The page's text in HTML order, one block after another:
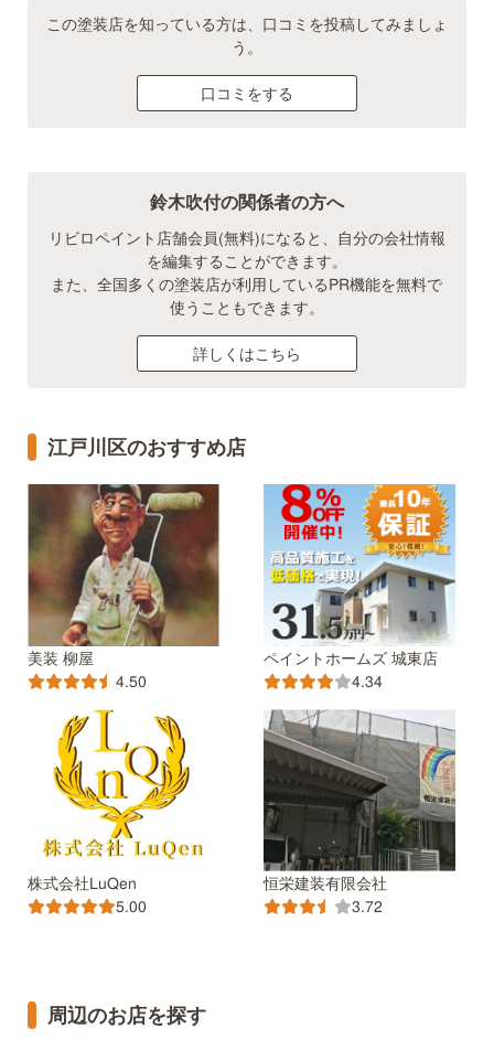
この塗装店を知っている方は、口コミを投稿してみましょ
う。
口コミをする
鈴木吹付の関係者の方へ
リビロペイント店舗会員(無料)になると、自分の会社情報
を編集することができます。
また、全国多くの塗装店が利用しているPR機能を無料で
使うこともできます。
詳しくはこちら
江戸川区のおすすめ店
美装 柳屋
4.50
ペイントホームズ 城東店
4.34
株式会社LuQen
5.00
恒栄建装有限会社
3.72
周辺のお店を探す